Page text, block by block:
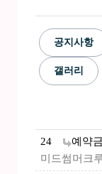
공지사항
갤러리
24
예약
미드썸머크